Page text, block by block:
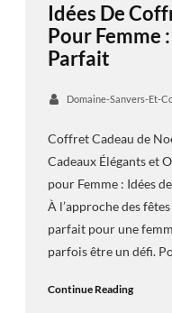
Idées De
Pour Femme
Parfait
Domaine-Sanvers-Et-
Coffret Cadeau de
Cadeaux Élégants et
pour Femme : Idées
À l’approche des
parfait pour une
parfois être un défi.
Continue Reading